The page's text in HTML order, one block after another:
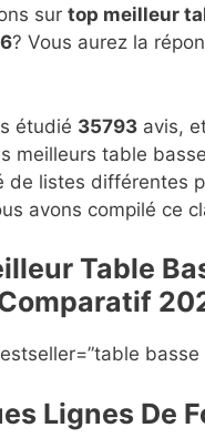
sur top meilleur
? Vous aurez la
étudié 35793 avis,
meilleurs table
de listes différentes
avons compilé ce
Table
tif
basse
Lignes De